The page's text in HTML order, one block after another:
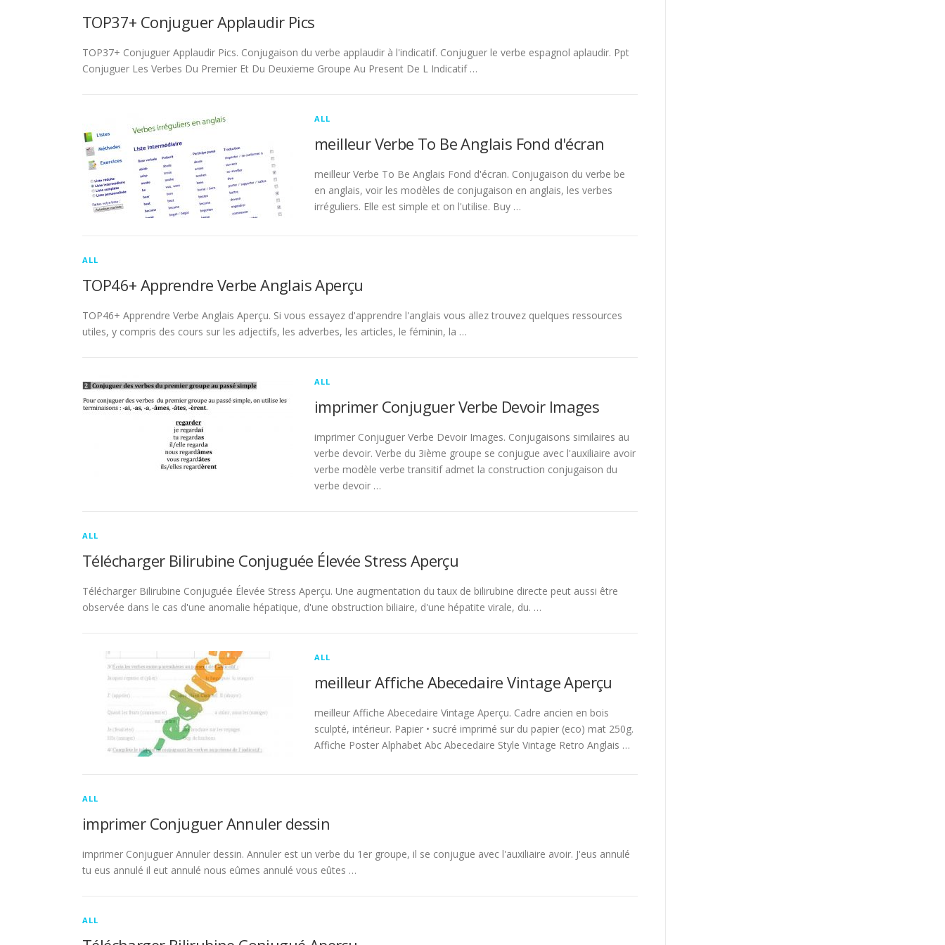
TOP37+ Conjuguer Applaudir Pics
TOP37+ Conjuguer Applaudir Pics. Conjugaison du verbe applaudir à l'indicatif. Conjuguer le verbe espagnol aplaudir. Ppt
Conjuguer Les Verbes Du Premier Et Du Deuxieme Groupe Au Present De L Indicatif …
ALL
meilleur Verbe To Be Anglais Fond d'écran
meilleur Verbe To Be Anglais Fond d'écran. Conjugaison du verbe be
en anglais, voir les modèles de conjugaison en anglais, les verbes
irréguliers. Elle est simple et on l'utilise. Buy …
ALL
TOP46+ Apprendre Verbe Anglais Aperçu
TOP46+ Apprendre Verbe Anglais Aperçu. Si vous essayez d'apprendre l'anglais vous allez trouvez quelques ressources
utiles, y compris des cours sur les adjectifs, les adverbes, les articles, le féminin, la …
ALL
imprimer Conjuguer Verbe Devoir Images
imprimer Conjuguer Verbe Devoir Images. Conjugaisons similaires au
verbe devoir. Verbe du 3ième groupe se conjugue avec l'auxiliaire avoir
verbe modèle verbe transitif admet la construction conjugaison du
verbe devoir …
ALL
Télécharger Bilirubine Conjuguée Élevée Stress Aperçu
Télécharger Bilirubine Conjuguée Élevée Stress Aperçu. Une augmentation du taux de bilirubine directe peut aussi être
observée dans le cas d'une anomalie hépatique, d'une obstruction biliaire, d'une hépatite virale, du. …
ALL
meilleur Affiche Abecedaire Vintage Aperçu
meilleur Affiche Abecedaire Vintage Aperçu. Cadre ancien en bois
sculpté, intérieur. Papier • sucré imprimé sur du papier (eco) mat 250g.
Affiche Poster Alphabet Abc Abecedaire Style Vintage Retro Anglais …
ALL
imprimer Conjuguer Annuler dessin
imprimer Conjuguer Annuler dessin. Annuler est un verbe du 1er groupe, il se conjugue avec l'auxiliaire avoir. J'eus annulé
tu eus annulé il eut annulé nous eûmes annulé vous eûtes …
ALL